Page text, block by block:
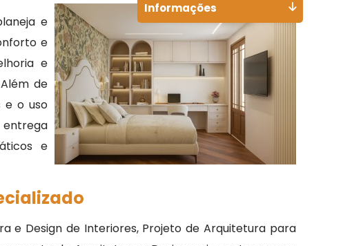
e
e
e
de
e o uso
e
e Design de Interiores, Projeto de Arquitetura para
Informações